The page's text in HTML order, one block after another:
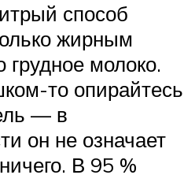
способ
жирным
грудное молоко.
то опирайтесь
— в
он не означает
В 95 %